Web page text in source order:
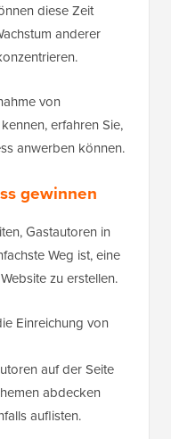
diese Zeit
anderer
von
erfahren Sie,
anwerben können.
gewinnen
Gastautoren in
Weg ist, eine
zu erstellen.
Einreichung von
auf der Seite
abdecken
auflisten.